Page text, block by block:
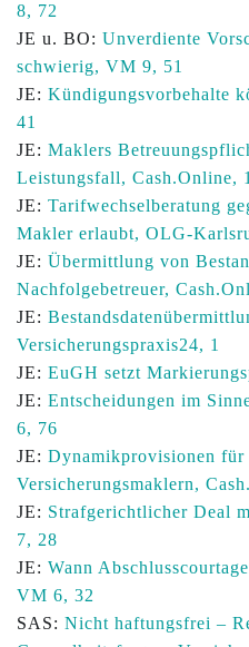
8, 72
JE u. BO: Unverdiente
schwierig, VM 9, 51
JE: Kündigungsvorbehalte
41
JE: Maklers
Leistungsfall, Cash.Online, 1
JE: Tarifwechselberatung
Makler erlaubt, OLG-
JE: Übermittlung von
Nachfolgebetreuer,
JE:
Versicherungspraxis24, 1
JE: EuGH setzt
JE: Entscheidungen im
6, 76
JE: Dynamikprovisionen
Versicherungsmaklern,
JE: Strafgerichtlicher Deal
7, 28
JE: Wann
VM 6, 32
SAS: Nicht haftungsfrei –